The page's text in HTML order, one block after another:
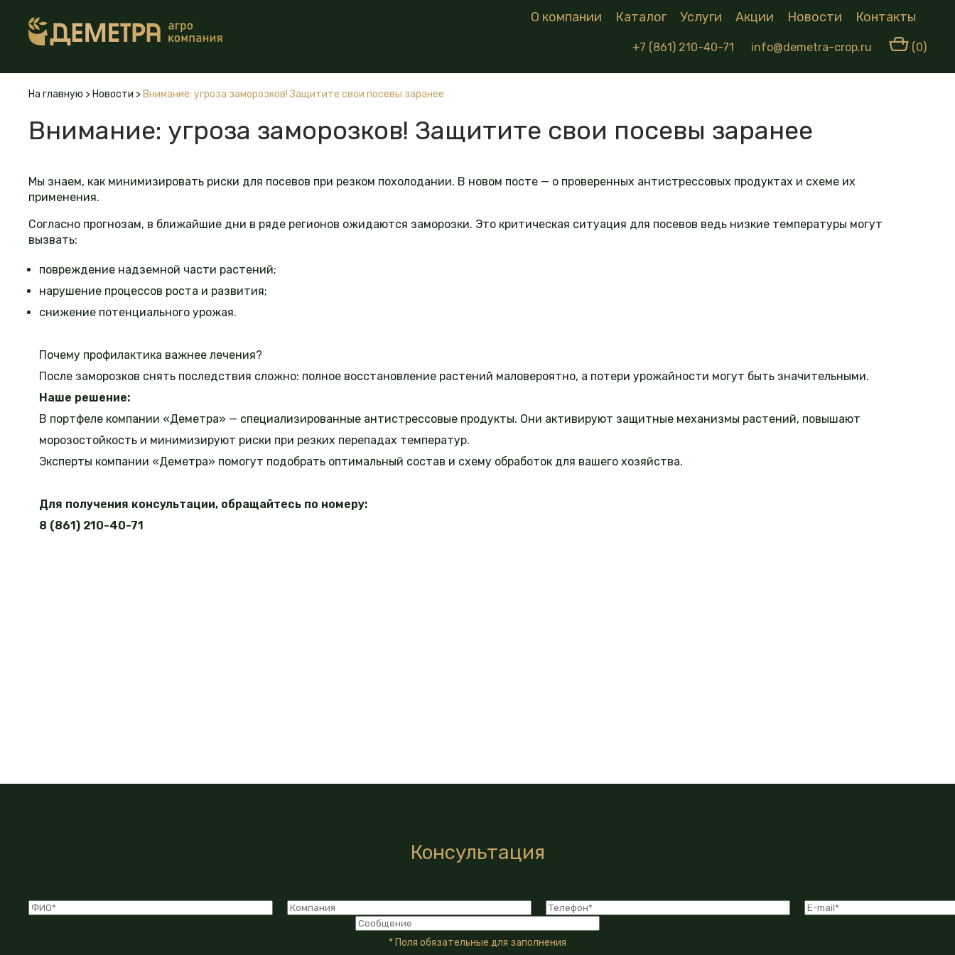
О компании Каталог Услуги Акции Новости Контакты
+7 (861) 210-40-71 info@demetra-crop.ru (0)
На главную > Новости > Внимание: угроза заморозков! Защитите свои посевы заранее
Внимание: угроза заморозков! Защитите свои посевы заранее
Мы знаем, как минимизировать риски для посевов при резком похолодании. В новом посте — о проверенных антистрессовых продуктах и схеме их
применения.
Согласно прогнозам, в ближайшие дни в ряде регионов ожидаются заморозки. Это критическая ситуация для посевов ведь низкие температуры могут
вызвать:
повреждение надземной части растений;
нарушение процессов роста и развития;
снижение потенциального урожая.
Почему профилактика важнее лечения?
После заморозков снять последствия сложно: полное восстановление растений маловероятно, а потери урожайности могут быть значительными.
Наше решение:
В портфеле компании «Деметра» — специализированные антистрессовые продукты. Они активируют защитные механизмы растений, повышают
морозостойкость и минимизируют риски при резких перепадах температур.
Эксперты компании «Деметра» помогут подобрать оптимальный состав и схему обработок для вашего хозяйства.
Для получения консультации, обращайтесь по номеру:
8 (861) 210-40-71
Консультация
* Поля обязательные для заполнения